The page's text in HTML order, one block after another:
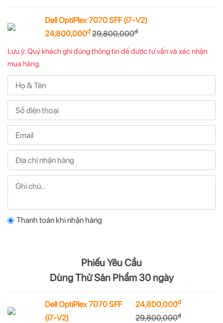
Dell OptiPlex 7070 SFF (i7-V2)
24,800,000đ 29,800,000đ
Lưu ý: Quý khách ghi đúng thông tin để được tư vấn và xác nhận
mua hàng.
Thanh toán khi nhận hàng
Tôi đã đọc và đồng ý với các điều khoản
Phiếu Yêu Cầu
Dùng Thử Sản Phẩm 30 ngày
Dell OptiPlex 7070 SFF
(i7-V2)
24,800,000đ
29,800,000đ